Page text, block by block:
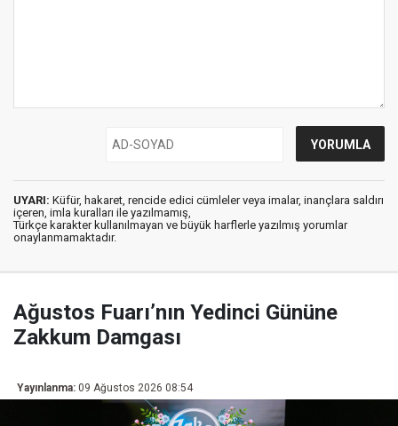
UYARI: Küfür, hakaret, rencide edici cümleler veya imalar, inançlara saldırı
içeren, imla kuralları ile yazılmamış,
Türkçe karakter kullanılmayan ve büyük harflerle yazılmış yorumlar
onaylanmamaktadır.
Ağustos Fuarı’nın Yedinci Gününe
Zakkum Damgası
Yayınlanma: 09 Ağustos 2026 08:54